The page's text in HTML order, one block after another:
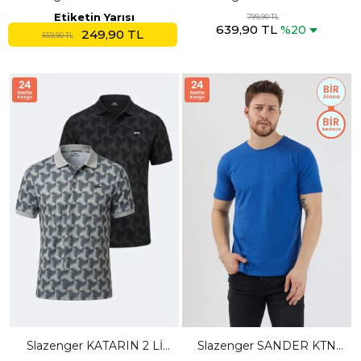
Yeşil Tişört
Etiketin Yarısı
559,90 TL 249,90 TL
Polo Yaka Siyah Tişört
799,90 TL
639,90 TL %20
Slazenger KATARIN 2 Lİ
Slazenger SANDER KTN